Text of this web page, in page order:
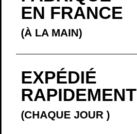
EN FRANCE
(À LA MAIN)
EXPÉDIÉ
RAPIDEMENT
(CHAQUE JOUR )